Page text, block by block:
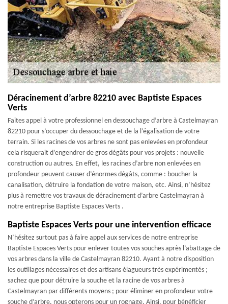
Déracinement d’arbre 82210 avec Baptiste Espaces
Verts
Faites appel à votre professionnel en dessouchage d’arbre à Castelmayran
82210 pour s’occuper du dessouchage et de la l’égalisation de votre
terrain. Si les racines de vos arbres ne sont pas enlevées en profondeur
cela risquerait d’engendrer de gros dégâts pour vos projets : nouvelle
construction ou autres. En effet, les racines d’arbre non enlevées en
profondeur peuvent causer d’énormes dégâts, comme : boucher la
canalisation, détruire la fondation de votre maison, etc. Ainsi, n’hésitez
plus à remettre vos travaux de déracinement d’arbre Castelmayran à
notre entreprise Baptiste Espaces Verts .
Baptiste Espaces Verts pour une intervention efficace
N’hésitez surtout pas à faire appel aux services de notre entreprise
Baptiste Espaces Verts pour enlever toutes vos souches après l’abattage de
vos arbres dans la ville de Castelmayran 82210. Ayant à notre disposition
les outillages nécessaires et des artisans élagueurs très expérimentés ;
sachez que pour détruire la souche et la racine de vos arbres à
Castelmayran par différents moyens ; pour éliminer en profondeur votre
souche d’arbre, nous opterons pour un rognage. Ainsi, pour bénéficier